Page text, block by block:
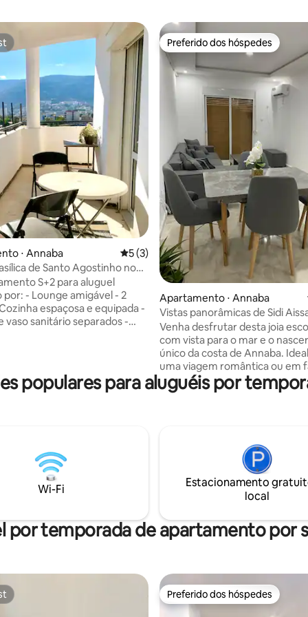
de 5, 37 avaliações
⋅ Annaba 5 de uma avaliação média de 5, 3
5 (3)
de Santo Agostinho no
S+2 para aluguel
- Lounge amigável - 2
vaso sanitário separados -
um brilho e vistas de toda
Preferido dos hóspedes
Preferido dos hóspedes
Apartamento ⋅ Annaba
Vistas panorâmicas de Sidi
Venha desfrutar desta joia
com vista para o mar e o
único da costa de Annaba. Ideal para
uma viagem romântica ou em
esta joia rara pode acomodar 4
Estamos ansiosos para receber
fora, a varanda tem vista para o
180 graus, permitindo que você
experimente plenamente cada
do sol.
populares para aluguéis por
Wi-Fi
Estacionamento
local
por temporada de apartamento por
Preferido dos hóspedes
Preferido dos hóspedes